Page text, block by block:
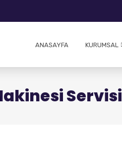
ANASAYFA KURUMSAL
Servisi